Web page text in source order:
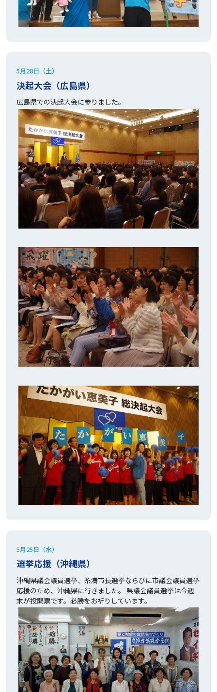
5月28日（土）
決起大会（広島県）
広島県での決起大会に参りました。
5月25日（水）
選挙応援（沖縄県）
沖縄県議会議員選挙、糸満市長選挙ならびに市議会議員選挙
応援のため、沖縄県に行きました。 県議会議員選挙は今週
末が投開票です。必勝をお祈りしています。